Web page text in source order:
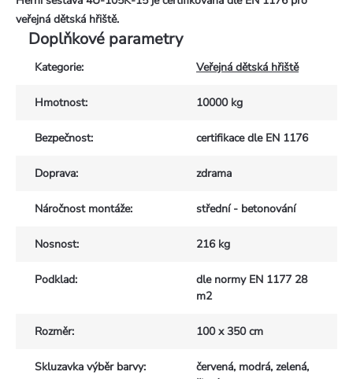
veřejná dětská hřiště.
Doplňkové parametry
Kategorie: Veřejná dětská hřiště
Hmotnost: 10000 kg
Bezpečnost: certifikace dle EN 1176
Doprava: zdrama
Náročnost montáže: střední - betonování
Nosnost: 216 kg
Podklad:
dle normy EN 1177 28
m2
Rozměr: 100 x 350 cm
Skluzavka výběr barvy:
červená, modrá, zelená,